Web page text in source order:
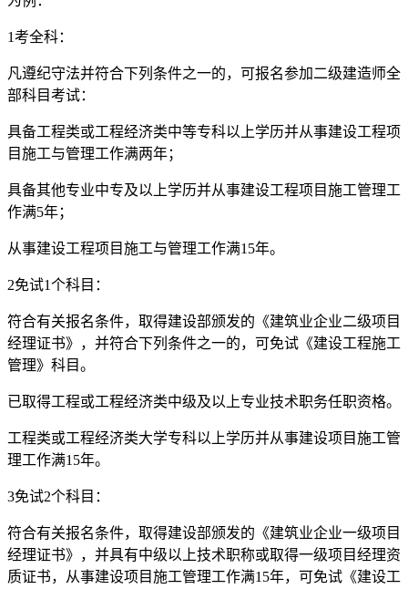
1考全科：
凡遵纪守法并符合下列条件之一的，可报名参加二级建造师全
部科目考试：
具备工程类或工程经济类中等专科以上学历并从事建设工程项
目施工与管理工作满两年；
具备其他专业中专及以上学历并从事建设工程项目施工管理工
作满5年；
从事建设工程项目施工与管理工作满15年。
2免试1个科目：
符合有关报名条件，取得建设部颁发的《建筑业企业二级项目
经理证书》，并符合下列条件之一的，可免试《建设工程施工
管理》科目。
已取得工程或工程经济类中级及以上专业技术职务任职资格。
工程类或工程经济类大学专科以上学历并从事建设项目施工管
理工作满15年。
3免试2个科目：
符合有关报名条件，取得建设部颁发的《建筑业企业一级项目
经理证书》，并具有中级以上技术职称或取得一级项目经理资
质证书，从事建设项目施工管理工作满15年，可免试《建设工